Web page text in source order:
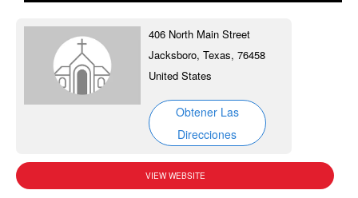
406 North Main Street
Jacksboro, Texas, 76458
United States
Obtener Las
Direcciones
VIEW WEBSITE